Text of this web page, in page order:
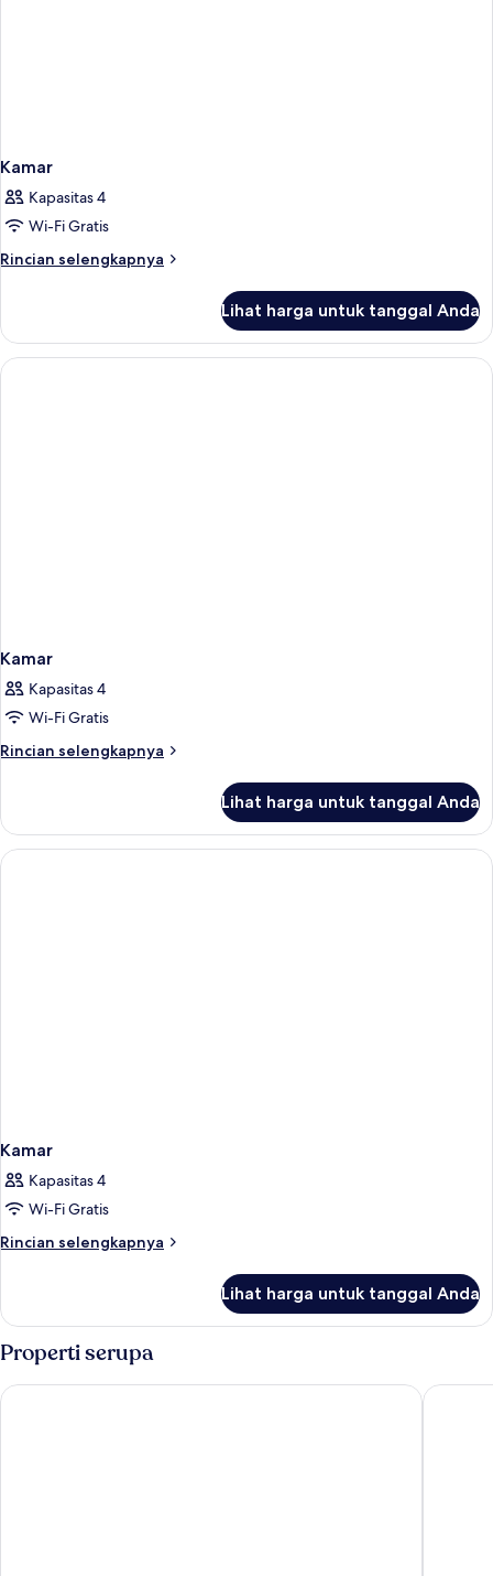
Kamar
Kapasitas 4
Wi-Fi Gratis
Rincian selengkapnya
Rincian
Kamar
Lihat harga untuk tanggal Anda
Kamar
Kapasitas 4
Wi-Fi Gratis
Rincian selengkapnya
Rincian
Kamar
Lihat harga untuk tanggal Anda
Kamar
Kapasitas 4
Wi-Fi Gratis
Rincian selengkapnya
Rincian
Kamar
Lihat harga untuk tanggal Anda
Properti serupa
Vista Walkerhill Seoul